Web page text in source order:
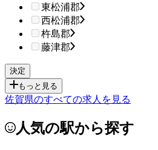
東松浦郡
西松浦郡
杵島郡
藤津郡
もっと見る
佐賀県のすべての求人を見る
人気の駅から探す